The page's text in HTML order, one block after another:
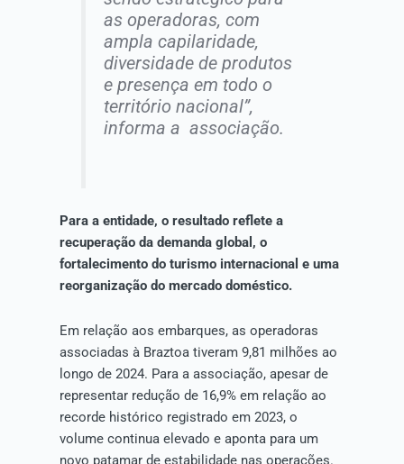
as operadoras, com
ampla capilaridade,
diversidade de produtos
e presença em todo o
território nacional”,
informa a associação.
Para a entidade, o resultado reflete a
recuperação da demanda global, o
fortalecimento do turismo internacional e uma
reorganização do mercado doméstico.
Em relação aos embarques, as operadoras
associadas à Braztoa tiveram 9,81 milhões ao
longo de 2024. Para a associação, apesar de
representar redução de 16,9% em relação ao
recorde histórico registrado em 2023, o
volume continua elevado e aponta para um
novo patamar de estabilidade nas operações.